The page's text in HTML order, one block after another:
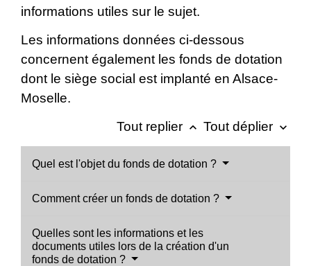
informations utiles sur le sujet.
Les informations données ci-dessous
concernent également les fonds de dotation
dont le siège social est implanté en Alsace-
Moselle.
Tout replier keyboard_arrow_up Tout déplier keyboard_arrow_down
Quel est l'objet du fonds de dotation ?
Comment créer un fonds de dotation ?
Quelles sont les informations et les
documents utiles lors de la création d'un
fonds de dotation ?